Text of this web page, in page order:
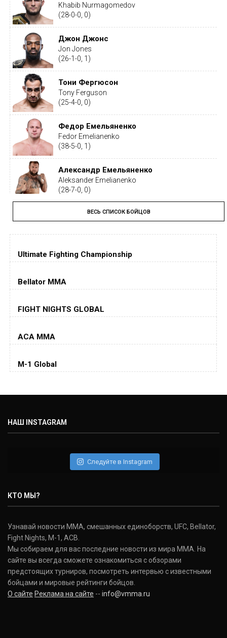
Khabib Nurmagomedov
(28-0-0, 0)
Джон Джонс
Jon Jones
(26-1-0, 1)
Тони Фергюсон
Tony Ferguson
(25-4-0, 0)
Федор Емельяненко
Fedor Emelianenko
(38-5-0, 1)
Александр Емельяненко
Aleksander Emelianenko
(28-7-0, 0)
Тайрон Вудли
Tyron Woodley
(19-5-1, 0)
Дастин Порье
(26-6-0, 1)
Jorge Masvidal
Колби Ковингтон
Дэниель Кормье
(22-2-0, 1)
Donald Cerrone
(36-15-0, 1)
Исраэль Адесанья
Israel Adesanya
(19-0-0, 0)
ВЕСЬ СПИСОК БОЙЦОВ
Ultimate Fighting Championship
Bellator MMA
FIGHT NIGHTS GLOBAL
ACA MMA
M-1 Global
НАШ INSTAGRAM
Следуйте в Instagram
КТО МЫ?
Узнавай новости ММА, смешанных единоборств, UFC, Bellator,
Fight Nights, M-1, ACB.
Мы собираем для вас последние новости из мира ММА. На
сайте вы всегда сможете ознакомиться с обзорами
предстоящих турниров, посмотреть интервью с известными
бойцами и мировые рейтинги бойцов.
О сайте Реклама на сайте -- info@vmma.ru